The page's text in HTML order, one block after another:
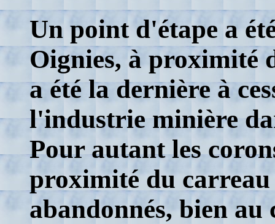
Un point d'étape a
Oignies, à proximité
a été la dernière à
l'industrie minière
Pour autant les
proximité du carreau
abandonnés, bien au